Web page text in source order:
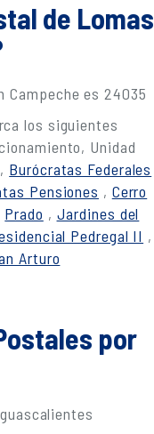
de Lomas
Campeche es 24035
los siguientes
Unidad
Burócratas Federales
Pensiones , Cerro
Prado , Jardines del
Pedregal II ,
Arturo
por